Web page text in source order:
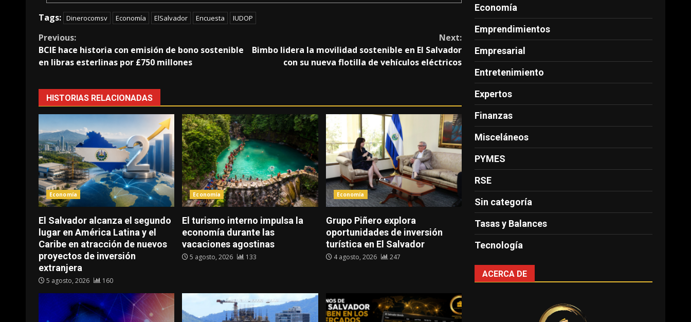
Tags: Dinerocomsv Economía ElSalvador Encuesta IUDOP
Continue
Reading
Previous:
BCIE hace historia con emisión de bono sostenible
en libras esterlinas por £750 millones
Next:
Bimbo lidera la movilidad sostenible en El Salvador
con su nueva flotilla de vehículos eléctricos
HISTORIAS RELACIONADAS
Economía
El Salvador alcanza el segundo
lugar en América Latina y el
Caribe en atracción de nuevos
proyectos de inversión
extranjera
5 agosto, 2026 160
Economía
El turismo interno impulsa la
economía durante las
vacaciones agostinas
5 agosto, 2026 133
Economía
Grupo Piñero explora
oportunidades de inversión
turística en El Salvador
4 agosto, 2026 247
Economía
Emprendimientos
Empresarial
Entretenimiento
Expertos
Finanzas
Misceláneos
PYMES
RSE
Sin categoría
Tasas y Balances
Tecnología
ACERCA DE